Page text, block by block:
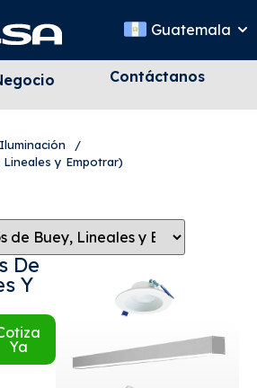
Guatemala
Contáctanos
Iluminación
/
y Empotrar)
De
Y
Ya